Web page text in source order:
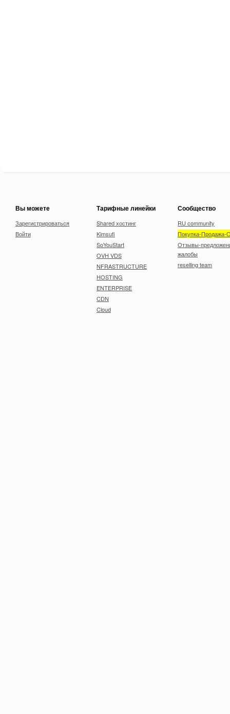
Вы можете
Зарегистрироваться
Войти
Тарифные линейки
Shared хостинг
Kimsufi
SoYouStart
OVH VDS
NFRASTRUCTURE
HOSTING
ENTERPRISE
CDN
Cloud
Сообщество
RU community
Покупка-Продажа-
Отзывы-
жалобы
reselling team